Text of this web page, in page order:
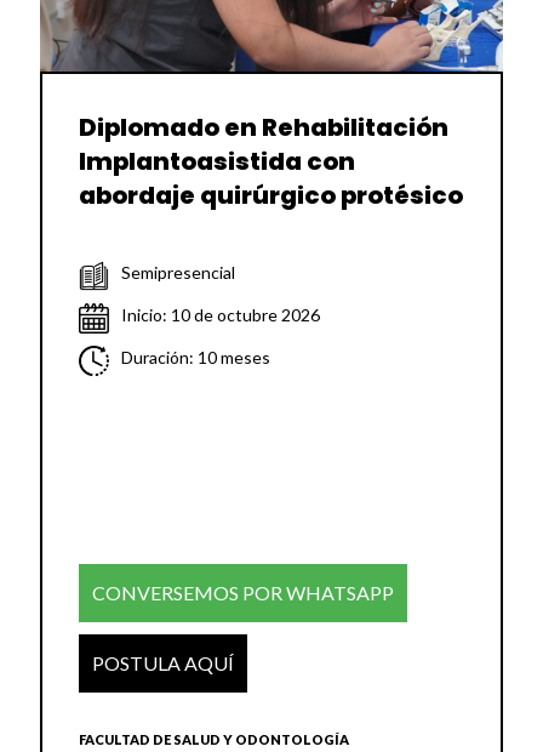
Diplomado en Rehabilitación
Implantoasistida con
abordaje quirúrgico protésico
Semipresencial
Inicio: 10 de octubre 2026
Duración: 10 meses
CONVERSEMOS POR WHATSAPP
POSTULA AQUÍ
FACULTAD DE SALUD Y ODONTOLOGÍA